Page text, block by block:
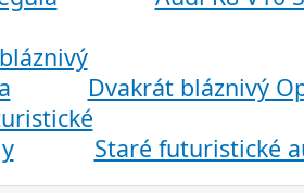
Dvakrát bláznivý
Staré futuristické